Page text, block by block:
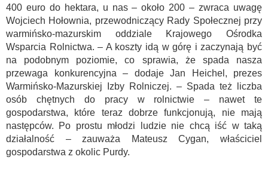
400 euro do hektara, u nas – około 200 – zwraca uwagę
Wojciech Hołownia, przewodniczący Rady Społecznej przy
warmińsko-mazurskim oddziale Krajowego Ośrodka
Wsparcia Rolnictwa. – A koszty idą w górę i zaczynają być
na podobnym poziomie, co sprawia, że spada nasza
przewaga konkurencyjna – dodaje Jan Heichel, prezes
Warmińsko-Mazurskiej Izby Rolniczej. – Spada też liczba
osób chętnych do pracy w rolnictwie – nawet te
gospodarstwa, które teraz dobrze funkcjonują, nie mają
następców. Po prostu młodzi ludzie nie chcą iść w taką
działalność – zauważa Mateusz Cygan, właściciel
gospodarstwa z okolic Purdy.